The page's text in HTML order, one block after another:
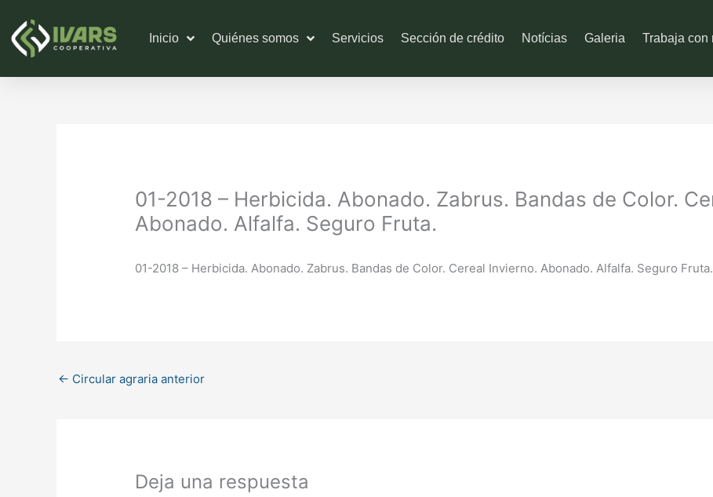
contenido
Inicio Quiénes somos Servicios Sección de crédito Notícias Galeria Trabaja con
01-2018 – Herbicida. Abonado. Zabrus. Bandas de Color.
Abonado. Alfalfa. Seguro Fruta.
01-2018 – Herbicida. Abonado. Zabrus. Bandas de Color. Cereal Invierno. Abonado. Alfalfa. Seguro Fruta.
← Circular agraria anterior
Deja una respuesta